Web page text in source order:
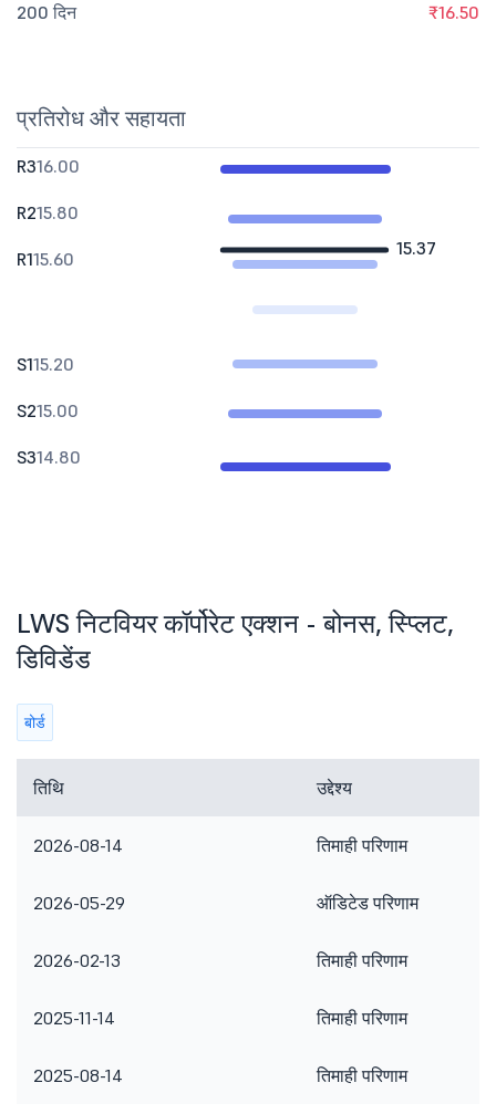
200 दिन ₹16.50
प्रतिरोध और सहायता
15.37
R316.00
R215.80
R115.60
S115.20
S215.00
S314.80
LWS निटवियर कॉर्पोरेट एक्शन - बोनस, स्प्लिट,
डिविडेंड
बोर्ड
तिथि उद्देश्य
2026-08-14 तिमाही परिणाम
2026-05-29 ऑडिटेड परिणाम
2026-02-13 तिमाही परिणाम
2025-11-14 तिमाही परिणाम
2025-08-14 तिमाही परिणाम